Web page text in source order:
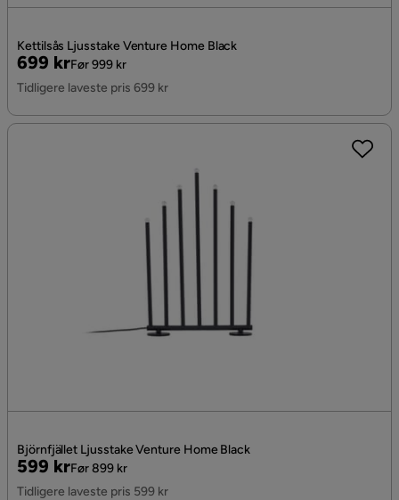
Kettilsås Ljusstake Venture Home Black
Pris
699 kr
Original
Pris
Før 999 kr
Tidligere laveste pris 699 kr
Björnfjället Ljusstake Venture Home Black
Pris
599 kr
Original
Pris
Før 899 kr
Tidligere laveste pris 599 kr